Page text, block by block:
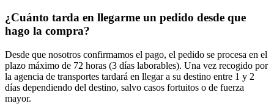
¿Cuánto tarda en llegarme un pedido desde que
hago la compra?
Desde que nosotros confirmamos el pago, el pedido se procesa en el
plazo máximo de 72 horas (3 días laborables). Una vez recogido por
la agencia de transportes tardará en llegar a su destino entre 1 y 2
días dependiendo del destino, salvo casos fortuitos o de fuerza
mayor.